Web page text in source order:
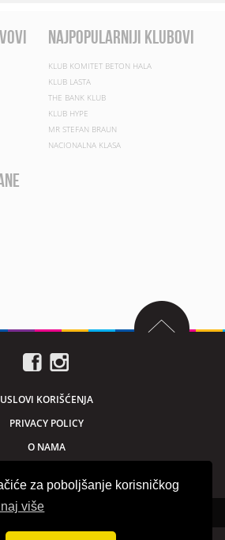
za poboljšanje korisničkog
više
najpopularniji klubovi
KLUB KOMITET BETON HALA
KLUB LASTA
THE BANK KLUB
KLUB HYPE
MR STEFAN BRAUN
NACIONALNA KLASA
USLOVI KORIŠĆENJA
PRIVACY POLICY
O NAMA
© 2026. beogradnocu.com